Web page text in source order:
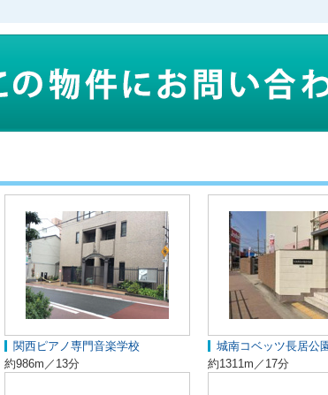
関西ピアノ専門音楽学校
約986m／13分
城南コベッツ長居公
約1311m／17分